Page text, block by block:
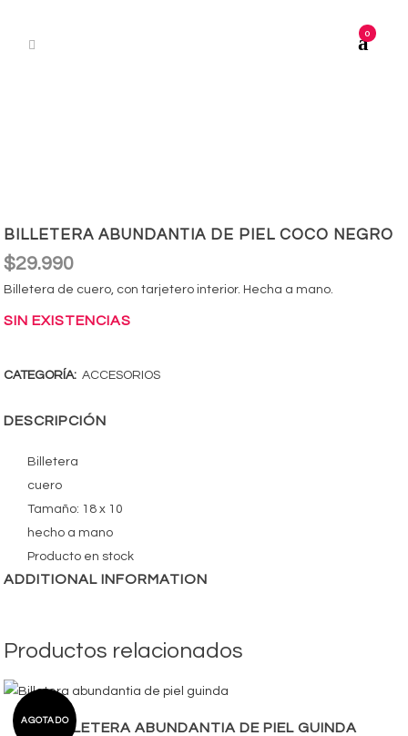
0
BILLETERA ABUNDANTIA DE PIEL COCO NEGRO
$29.990
Billetera de cuero, con tarjetero interior. Hecha a mano.
SIN EXISTENCIAS
CATEGORÍA: ACCESORIOS
DESCRIPCIÓN
Billetera
cuero
Tamaño: 18 x 10
hecho a mano
Producto en stock
ADDITIONAL INFORMATION
Productos relacionados
AGOTADOBILLETERA ABUNDANTIA DE PIEL GUINDA